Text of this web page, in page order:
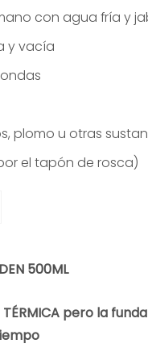
con agua fría y
y vacía
plomo u otras
el tapón de rosca)
500ML
TÉRMICA pero la